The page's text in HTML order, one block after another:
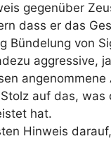
gegenüber
dass er das
Bündelung von
aggressive,
angenommene
auf das, was
hat.
Hinweis